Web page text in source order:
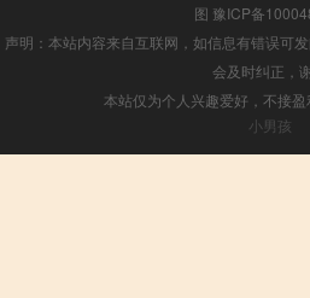
图 豫ICP备
声明：本站内容来自互联网，如信息有错误可
会及时纠正，
本站仅为个人兴趣爱好，不接
小男孩